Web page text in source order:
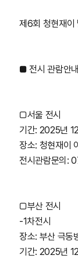
제6회 청현재이
■ 전시 관람안내
□서울 전시
기간: 2025년
장소: 청현재이
전시관람문의:
□부산 전시
-1차전시
장소: 부산 극동
기간: 2025년